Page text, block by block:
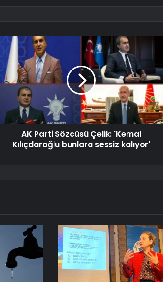
AK Parti Sözcüsü Çelik: 'Kemal
Kılıçdaroğlu bunlara sessiz kalıyor'